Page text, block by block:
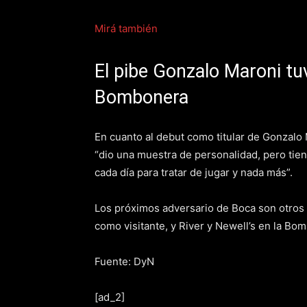
Mirá también
El pibe Gonzalo Maroni
Bombonera
En cuanto al debut como titular de
“dio una muestra de personalidad, pero
cada día para tratar de jugar y nada más”.
Los próximos adversario de Boca son
como visitante, y River y Newell’s en la
Fuente: DyN
[ad_2]